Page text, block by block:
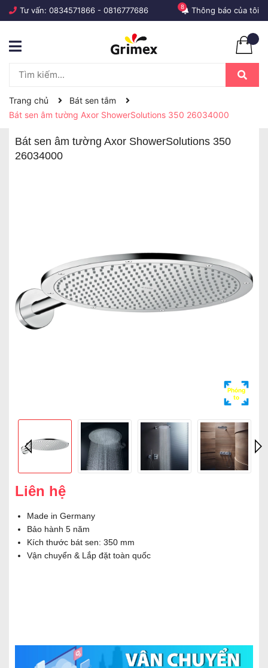
Tư vấn: 0834571866 - 0816777686 Thông báo của tôi
8
Trang chủ
Bát sen tắm
Bát sen âm tường Axor ShowerSolutions 350 26034000
Bát sen âm tường Axor ShowerSolutions 350
26034000
Phóng
to
Liên hệ
Made in Germany
Bảo hành 5 năm
Kích thước bát sen: 350 mm
Vận chuyển & Lắp đặt toàn quốc